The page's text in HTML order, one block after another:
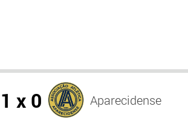
1 x 0 Aparecidense